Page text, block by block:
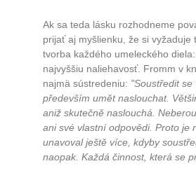
Ak sa teda lásku rozhodneme
prijať aj myšlienku, že si
tvorba každého umeleckého
najvyššiu naliehavosť. Fromm v
najmä sústredeniu: "Soustředit
především umět naslouchat.
aniž skutečně naslouchá.
ani své vlastní odpovědi. Proto je
unavoval ještě více, kdyby
naopak. Každá činnost, která se